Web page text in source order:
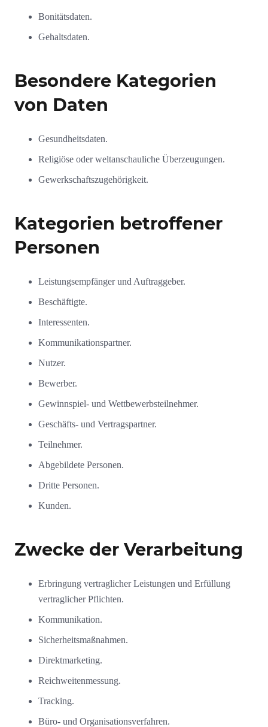
Bonitätsdaten.
Gehaltsdaten.
Besondere Kategorien
von Daten
Gesundheitsdaten.
Religiöse oder weltanschauliche Überzeugungen.
Gewerkschaftszugehörigkeit.
Kategorien betroffener
Personen
Leistungsempfänger und Auftraggeber.
Beschäftigte.
Interessenten.
Kommunikationspartner.
Nutzer.
Bewerber.
Gewinnspiel- und Wettbewerbsteilnehmer.
Geschäfts- und Vertragspartner.
Teilnehmer.
Abgebildete Personen.
Dritte Personen.
Kunden.
Zwecke der Verarbeitung
Erbringung vertraglicher Leistungen und Erfüllung
vertraglicher Pflichten.
Kommunikation.
Sicherheitsmaßnahmen.
Direktmarketing.
Reichweitenmessung.
Tracking.
Büro- und Organisationsverfahren.